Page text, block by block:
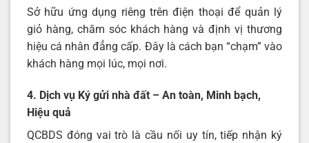
Sở hữu ứng dụng riêng trên điện thoại để quản lý
giỏ hàng, chăm sóc khách hàng và định vị thương
hiệu cá nhân đẳng cấp. Đây là cách bạn “chạm” vào
khách hàng mọi lúc, mọi nơi.
4. Dịch vụ Ký gửi nhà đất – An toàn, Minh bạch,
Hiệu quả
QCBDS đóng vai trò là cầu nối uy tín, tiếp nhận ký